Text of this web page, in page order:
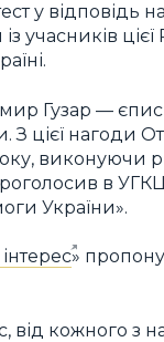
у відповідь
цієї
Гузар —
цієї нагоди
виконуючи
в УГКЦ
України».
»
від кожного з